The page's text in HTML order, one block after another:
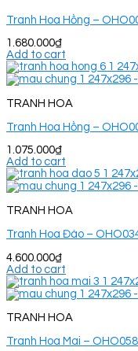
Tranh Hoa Hồng –
1.680.000₫
Add to cart
TRANH HOA
Tranh Hoa Hồng –
1.075.000₫
Add to cart
TRANH HOA
Tranh Hoa Đào –
4.600.000₫
Add to cart
TRANH HOA
Tranh Hoa Mai –